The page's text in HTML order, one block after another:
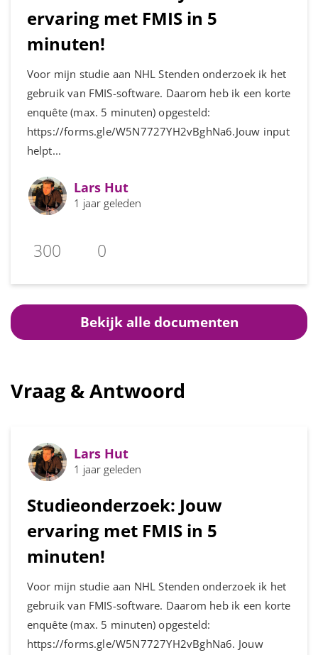
ervaring met FMIS in 5
minuten!
Voor mijn studie aan NHL Stenden onderzoek ik het
gebruik van FMIS-software. Daarom heb ik een korte
enquête (max. 5 minuten) opgesteld:
https://forms.gle/W5N7727YH2vBghNa6.Jouw input
helpt...
Lars Hut
1 jaar geleden
300 0
Bekijk alle documenten
Vraag & Antwoord
Lars Hut
1 jaar geleden
Studieonderzoek: Jouw
ervaring met FMIS in 5
minuten!
Voor mijn studie aan NHL Stenden onderzoek ik het
gebruik van FMIS-software. Daarom heb ik een korte
enquête (max. 5 minuten) opgesteld:
https://forms.gle/W5N7727YH2vBghNa6. Jouw